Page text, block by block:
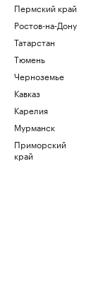
Пермский край
Ростов-на-Дону
Татарстан
Тюмень
Черноземье
Кавказ
Карелия
Мурманск
Приморский
край